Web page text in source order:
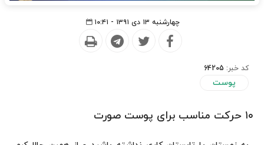
چهارشنبه ۱۳ دی ۱۳۹۱ - ۱۰:۴۱
کد خبر: 64205
پوست
۱۰ حرکت مناسب برای پوست صورت